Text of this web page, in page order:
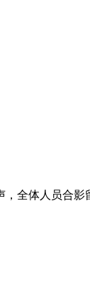
全体人员合